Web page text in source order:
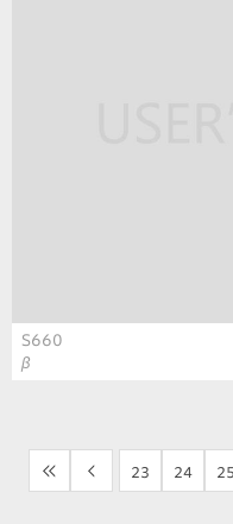
S660
β
<< < 23 24 25